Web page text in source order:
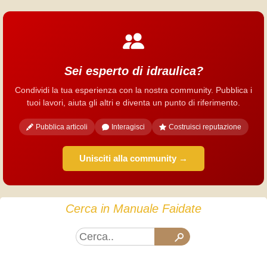
Sei esperto di idraulica?
Condividi la tua esperienza con la nostra community. Pubblica i
tuoi lavori, aiuta gli altri e diventa un punto di riferimento.
Pubblica articoli Interagisci Costruisci reputazione
Unisciti alla community →
Cerca in Manuale Faidate